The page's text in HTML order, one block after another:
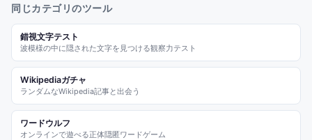
同じカテゴリのツール
錯視文字テスト
波模様の中に隠された文字を見つける観察力テスト
Wikipediaガチャ
ランダムなWikipedia記事と出会う
ワードウルフ
オンラインで遊べる正体隠匿ワードゲーム